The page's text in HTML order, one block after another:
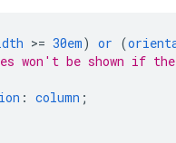
>= 30em) or (
won't be shown if
: column ;